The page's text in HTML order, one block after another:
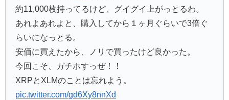
約11,000枚持ってるけど、グイグイ上がっとるわ。
あれよあれよと、購入してから１ヶ月ぐらいで3倍ぐ
らいになっとる。
安価に買えたから、ノリで買ったけど良かった。
今回こそ、ガチホすっぜ！！
XRPとXLMのことは忘れよう。
pic.twitter.com/gd6Xy8nnXd